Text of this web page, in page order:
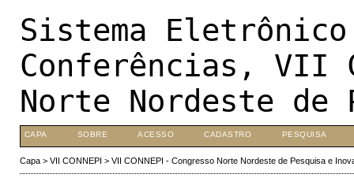
Sistema
Conferências, VII
Norte Nordeste de
CAPA SOBRE ACESSO CADASTRO PESQUISA
Capa> VII CONNEPI > VII CONNEPI - Congresso Norte Nordeste de Pesquisa e